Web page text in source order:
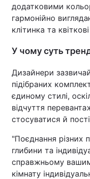
додатковими
гармонійно
клітинка та
У чому суть
Дизайнери
підібраних
єдиному стилі,
відчуття
стосуватися й
"Поєднання різних
глибини та
справжньому
кімнату